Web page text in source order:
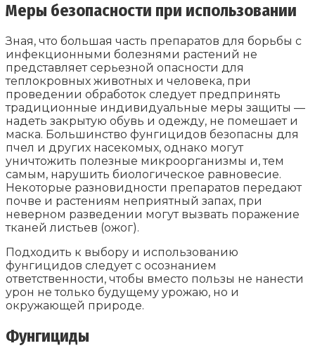
Меры безопасности при использовании
Зная, что большая часть препаратов для борьбы с
инфекционными болезнями растений не
представляет серьезной опасности для
теплокровных животных и человека, при
проведении обработок следует предпринять
традиционные индивидуальные меры защиты —
надеть закрытую обувь и одежду, не помешает и
маска. Большинство фунгицидов безопасны для
пчел и других насекомых, однако могут
уничтожить полезные микроорганизмы и, тем
самым, нарушить биологическое равновесие.
Некоторые разновидности препаратов передают
почве и растениям неприятный запах, при
неверном разведении могут вызвать поражение
тканей листьев (ожог).
Подходить к выбору и использованию
фунгицидов следует с осознанием
ответственности, чтобы вместо пользы не нанести
урон не только будущему урожаю, но и
окружающей природе.
Фунгициды